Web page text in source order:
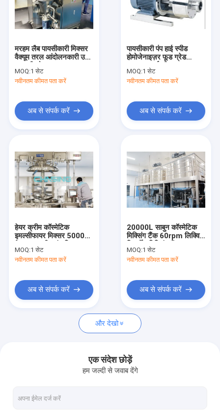
उत्पादों
वीआर दिखाएँ
हमारे बारे में
गुणवत्ता नियंत्रण
एक उद्धरण की विनती करे
कॉस्मेटिक इमल्सीफायर मिक्सर
लैब इमल्सीफायर मिक्सर
तरल मिक्सर मशीन
मरहम लैब पायसीकारी मिक्सर
वैक्यूम तरल आंदोलनकारी उच्च
कतरनी लोशन बनाना
MOQ:1 सेट
नवीनतम कीमत पता करें
अब से संपर्क करें
पायसीकारी पंप हाई स्पीड
होमोजेनाइज़र फूड ग्रेड
इनलाइन हाई शीयर
होमोजेनाइज़र
MOQ:1 सेट
नवीनतम कीमत पता करें
अब से संपर्क करें
हेयर क्रीम कॉस्मेटिक
इमल्सीफायर मिक्सर 5000L
वैक्यूम इमल्सीफाइंग मिक्सर
मशीन
MOQ:1 सेट
नवीनतम कीमत पता करें
अब से संपर्क करें
20000L साबुन कॉस्मेटिक
मिक्सिंग टैंक 60rpm लिक्विड
डिटर्जेंट मिक्सिंग टैंक
MOQ:1 सेट
नवीनतम कीमत पता करें
अब से संपर्क करें
और देखो
एक संदेश छोड़ें
हम जल्दी से जवाब देंगे